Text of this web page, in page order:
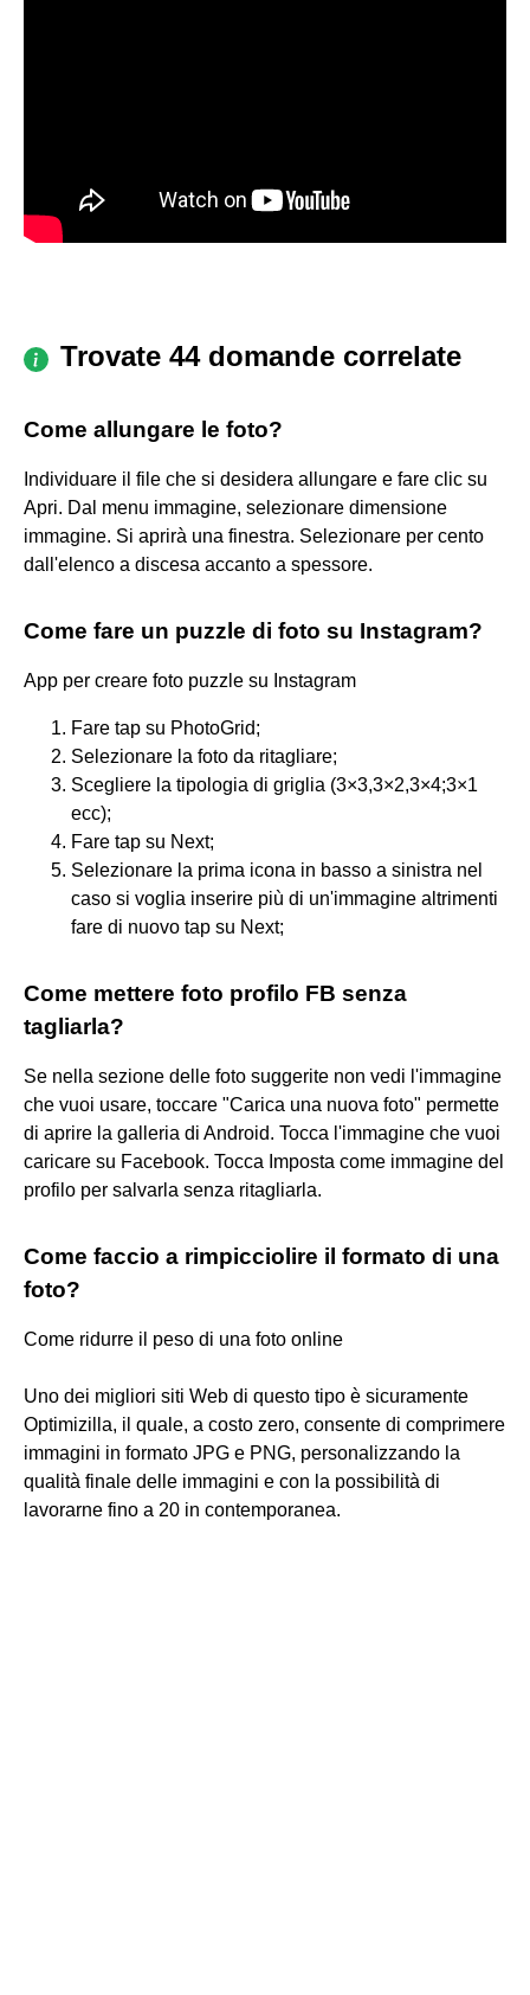
Trovate 44 domande correlate
Come allungare le foto?
Individuare il file che si desidera allungare e fare clic su
Apri. Dal menu immagine, selezionare dimensione
immagine. Si aprirà una finestra. Selezionare per cento
dall'elenco a discesa accanto a spessore.
Come fare un puzzle di foto su Instagram?
App per creare foto puzzle su Instagram
Fare tap su PhotoGrid;
Selezionare la foto da ritagliare;
Scegliere la tipologia di griglia (3×3,3×2,3×4;3×1
ecc);
Fare tap su Next;
Selezionare la prima icona in basso a sinistra nel
caso si voglia inserire più di un'immagine altrimenti
fare di nuovo tap su Next;
Come mettere foto profilo FB senza
tagliarla?
Se nella sezione delle foto suggerite non vedi l'immagine
che vuoi usare, toccare "Carica una nuova foto" permette
di aprire la galleria di Android. Tocca l'immagine che vuoi
caricare su Facebook. Tocca Imposta come immagine del
profilo per salvarla senza ritagliarla.
Come faccio a rimpicciolire il formato di una
foto?
Come ridurre il peso di una foto online
Uno dei migliori siti Web di questo tipo è sicuramente
Optimizilla, il quale, a costo zero, consente di comprimere
immagini in formato JPG e PNG, personalizzando la
qualità finale delle immagini e con la possibilità di
lavorarne fino a 20 in contemporanea.